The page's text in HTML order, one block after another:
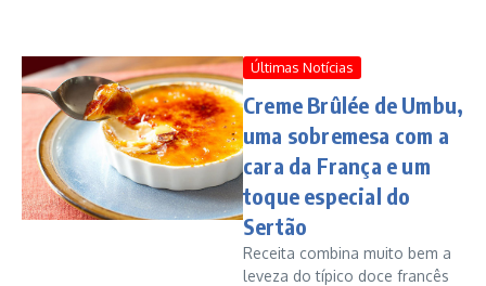
Últimas Notícias
Creme Brûlée de Umbu,
uma sobremesa com a
cara da França e um
toque especial do
Sertão
Receita combina muito bem a
leveza do típico doce francês